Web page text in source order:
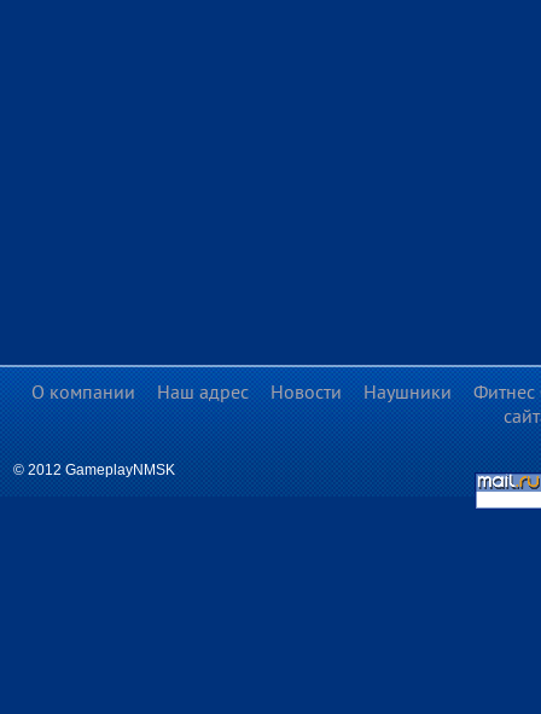
© 2012 GameplayNMSK
О компании Наш адрес Новости Наушники
Фитнес